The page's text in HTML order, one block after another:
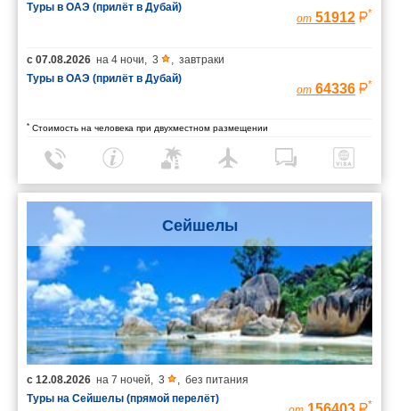
Туры в ОАЭ (прилёт в Дубай)
от 51912 *
с 07.08.2026 на 4 ночи, 3 , завтраки
Туры в ОАЭ (прилёт в Дубай)
от 64336 *
* Стоимость на человека при двухместном размещении
Сейшелы
с 12.08.2026 на 7 ночей 3
без питания
Туры на Сейшелы (прямой перелёт)
*